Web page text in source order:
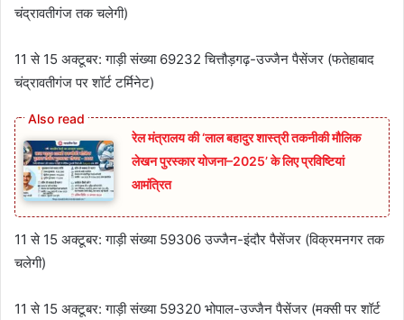
चंद्रावतीगंज तक चलेगी)
11 से 15 अक्टूबर: गाड़ी संख्या 69232 चित्तौड़गढ़-उज्जैन पैसेंजर (फतेहाबाद
चंद्रावतीगंज पर शॉर्ट टर्मिनेट)
रेल मंत्रालय की ‘लाल बहादुर शास्त्री तकनीकी मौलिक
लेखन पुरस्कार योजना–2025’ के लिए प्रविष्टियां
आमंत्रित
11 से 15 अक्टूबर: गाड़ी संख्या 59306 उज्जैन-इंदौर पैसेंजर (विक्रमनगर तक
चलेगी)
11 से 15 अक्टूबर: गाड़ी संख्या 59320 भोपाल-उज्जैन पैसेंजर (मक्सी पर शॉर्ट